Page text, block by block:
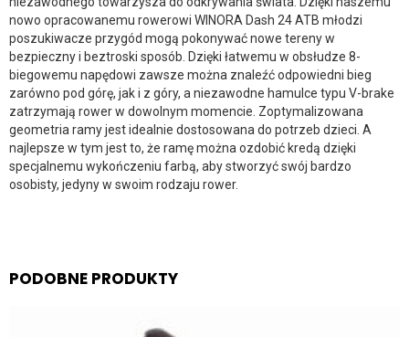
nowo opracowanemu rowerowi WINORA Dash 24 ATB młodzi
poszukiwacze przygód mogą pokonywać nowe tereny w
bezpieczny i beztroski sposób. Dzięki łatwemu w obsłudze 8-
biegowemu napędowi zawsze można znaleźć odpowiedni bieg
zarówno pod górę, jak i z góry, a niezawodne hamulce typu V-brake
zatrzymają rower w dowolnym momencie. Zoptymalizowana
geometria ramy jest idealnie dostosowana do potrzeb dzieci. A
najlepsze w tym jest to, że ramę można ozdobić kredą dzięki
specjalnemu wykończeniu farbą, aby stworzyć swój bardzo
osobisty, jedyny w swoim rodzaju rower.
PODOBNE PRODUKTY